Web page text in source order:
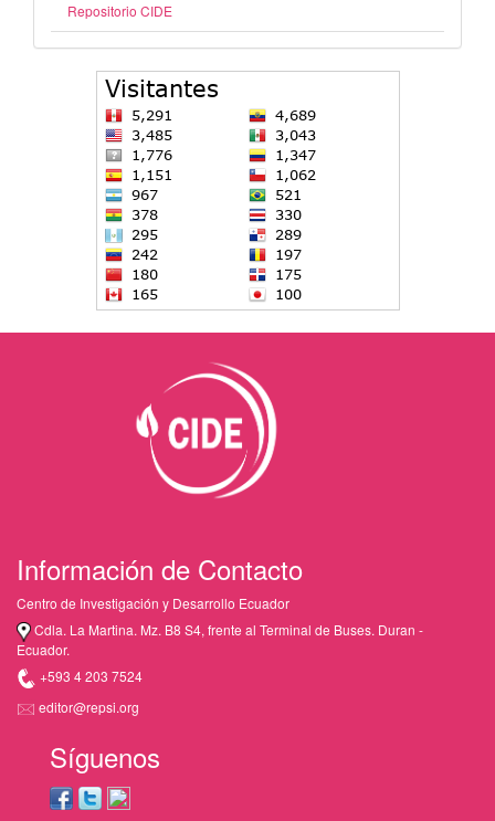
Repositorio CIDE
Información de Contacto
Centro de Investigación y Desarrollo Ecuador
Cdla. La Martina. Mz. B8 S4, frente al Terminal de Buses. Duran -
Ecuador.
+593 4 203 7524
editor@repsi.org
Síguenos